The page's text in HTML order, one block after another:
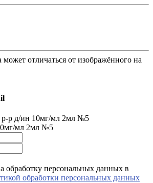
отличаться от изображённого на
мл 2мл №5
обработку персональных данных в
обработки персональных данных